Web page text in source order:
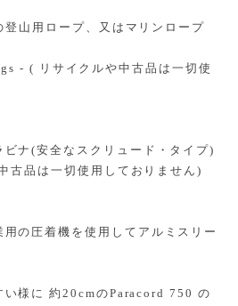
山用ロープ、又はマリンロープ
- ( リサイクルや中古品は一切使
ナ(安全なスクリュード・タイプ)
古品は一切使用しておりません)
の圧着機を使用してアルミスリー
い様に 約20cmのParacord 750 の